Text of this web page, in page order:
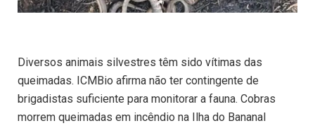
Diversos animais silvestres têm sido vítimas das
queimadas. ICMBio afirma não ter contingente de
brigadistas suficiente para monitorar a fauna. Cobras
morrem queimadas em incêndio na Ilha do Bananal